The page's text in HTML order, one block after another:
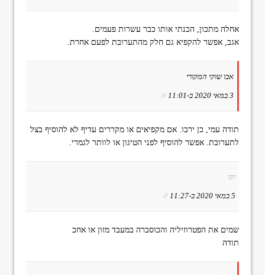
אחלה מתכון, הכנתי אותו כבר עשרות פעמים.
אגב, אפשר להקפיא גם חלק מהתערובת לפעם אחרת.
אבו שוקי המקורי
3 במאי 2020 ב-11:01 //
תודה עמי, כן ירבו. אם מקפיאים או מקררים עדיף לא להוסיף בצל
לתערובת. אפשר להוסיף לפני הטיגון או לוותר לגמרי.
יוני
5 במאי 2020 ב-11:27 //
שמים את הפטרוזיליה והכוסברה במעבד מזון או אחכ
תודה